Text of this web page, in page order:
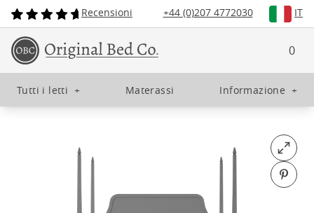
Recensioni +44 (0)207 4772030 IT
0
Tutti i letti + Materassi Informazione +
Open
Pin